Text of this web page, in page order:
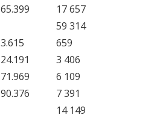
65.399
17 657
59 314
3.615
659
24.191
3 406
71.969
6 109
90.376
7 391
14 149